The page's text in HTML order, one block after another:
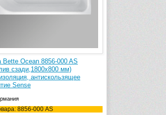
Bette Ocean 8856-000 AS
сзади,1800х800 мм)
антискользящее
Sense
8856-000 AS